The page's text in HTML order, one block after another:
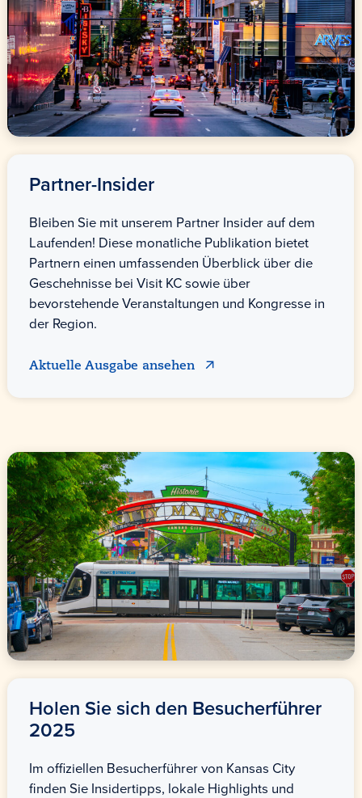
Partner-Insider
Bleiben Sie mit unserem Partner Insider auf dem
Laufenden! Diese monatliche Publikation bietet
Partnern einen umfassenden Überblick über die
Geschehnisse bei Visit KC sowie über
bevorstehende Veranstaltungen und Kongresse in
der Region.
Aktuelle Ausgabe ansehen
Holen Sie sich den Besucherführer
2025
Im offiziellen Besucherführer von Kansas City
finden Sie Insidertipps, lokale Highlights und